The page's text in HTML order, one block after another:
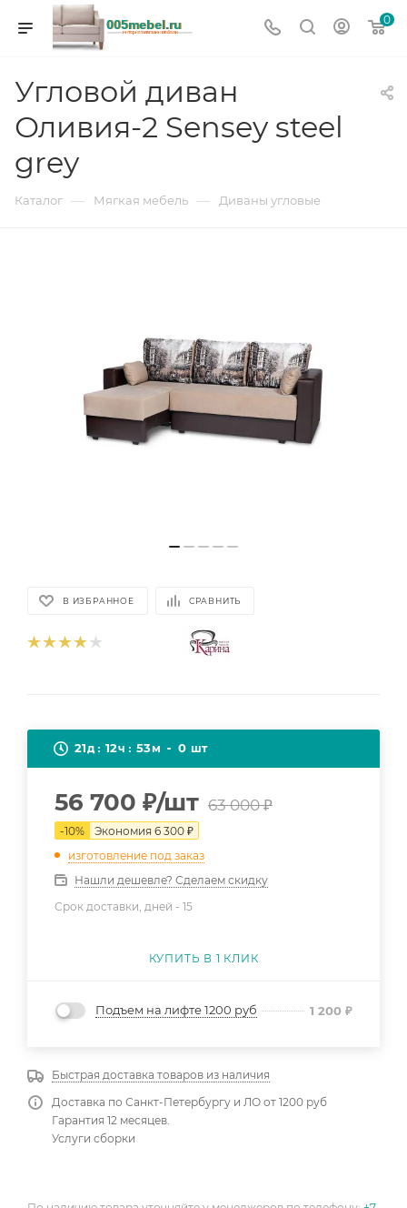
0
Угловой диван
Оливия-2 Sensey steel
grey
Каталог — Мягкая мебель — Диваны угловые
В ИЗБРАННОЕ СРАВНИТЬ
21д 12ч 53м 0 шт
56 700 ₽/шт 63 000₽
-10% Экономия 6 300 ₽
изготовление под заказ
Нашли дешевле? Сделаем скидку
Срок доставки, дней - 15
КУПИТЬ В 1 КЛИК
Подъем на лифте 1200 руб 1 200 ₽
Быстрая доставка товаров из наличия
Доставка по Санкт-Петербургу и ЛО от 1200 руб
Гарантия 12 месяцев.
Услуги сборки